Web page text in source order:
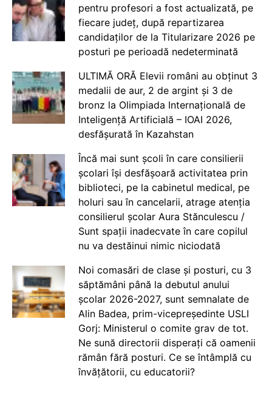
pentru profesori a fost actualizată, pe
fiecare județ, după repartizarea
candidaților de la Titularizare 2026 pe
posturi pe perioadă nedeterminată
ULTIMĂ ORĂ Elevii români au obținut 3
medalii de aur, 2 de argint și 3 de
bronz la Olimpiada Internațională de
Inteligență Artificială – IOAI 2026,
desfășurată în Kazahstan
Încă mai sunt școli în care consilierii
școlari își desfășoară activitatea prin
biblioteci, pe la cabinetul medical, pe
holuri sau în cancelarii, atrage atenția
consilierul școlar Aura Stănculescu /
Sunt spații inadecvate în care copilul
nu va destăinui nimic niciodată
Noi comasări de clase și posturi, cu 3
săptămâni până la debutul anului
școlar 2026-2027, sunt semnalate de
Alin Badea, prim-vicepreședinte USLI
Gorj: Ministerul o comite grav de tot.
Ne sună directorii disperați că oamenii
rămân fără posturi. Ce se întâmplă cu
învățătorii, cu educatorii?